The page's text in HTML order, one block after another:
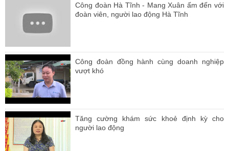
Công đoàn Hà Tĩnh - Mang Xuân ấm đến với
đoàn viên, người lao động Hà Tĩnh
Công đoàn đồng hành cùng doanh nghiệp
vượt khó
Tăng cường khám sức khoẻ định kỳ cho
người lao động